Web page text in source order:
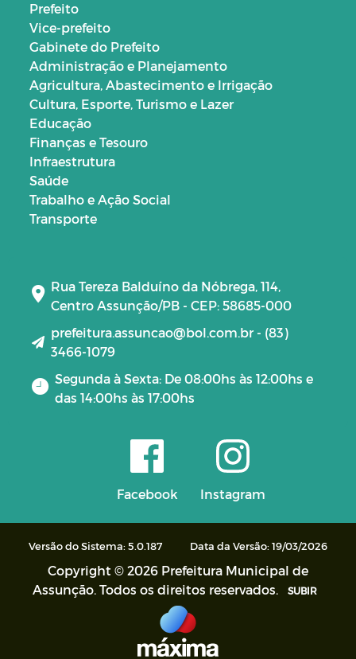
Prefeito
Vice-prefeito
Gabinete do Prefeito
Administração e Planejamento
Agricultura, Abastecimento e Irrigação
Cultura, Esporte, Turismo e Lazer
Educação
Finanças e Tesouro
Infraestrutura
Saúde
Trabalho e Ação Social
Transporte
Rua Tereza Balduíno da Nóbrega, 114,
Centro Assunção/PB - CEP: 58685-000
prefeitura.assuncao@bol.com.br - (83)
3466-1079
Segunda à Sexta: De 08:00hs às 12:00hs e
das 14:00hs às 17:00hs
Facebook Instagram
Versão do Sistema: 5.0.187 Data da Versão: 19/03/2026
Copyright © 2026 Prefeitura Municipal de
Assunção. Todos os direitos reservados.
SUBIR